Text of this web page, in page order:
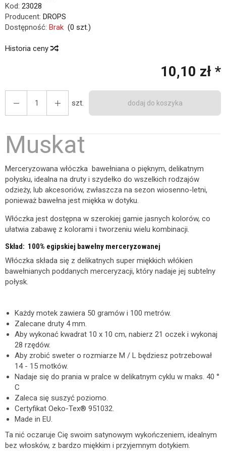
Kod: 23028
Producent: DROPS
Dostępność: Brak (0 szt.)
Historia ceny
10,10 zł *
szt. dodaj do koszyka
Muskat
Merceryzowana włóczka bawełniana o pięknym, delikatnym
połysku, idealna na druty i szydełko do wszelkich rodzajów
odzieży, lub akcesoriów, zwłaszcza na sezon wiosenno-letni,
ponieważ bawełna jest miękka w dotyku.
Włóczka jest dostępna w szerokiej gamie jasnych kolorów, co
ułatwia zabawę z kolorami i tworzeniu wielu kombinacji.
Skład: 100% egipskiej bawełny merceryzowanej
Włóczka składa się z delikatnych super miękkich włókien
bawełnianych poddanych merceryzacji, który nadaje jej subtelny
połysk.
Każdy motek zawiera 50 gramów i 100 metrów.
Zalecane druty 4 mm.
Aby wykonać kwadrat 10 x 10 cm, nabierz 21 oczek i wykonaj
28 rzędów.
Aby zrobić sweter o rozmiarze M / L będziesz potrzebował
14 - 15 motków.
Nadaje się do prania w pralce w delikatnym cyklu w maks. 40 °
C
Zaleca się suszyć poziomo.
Certyfikat Oeko-Tex® 951032.
Made in EU.
Ta nić oczaruje Cię swoim satynowym wykończeniem, idealnym
bez włosków, z bardzo miękkim i przyjemnym dotykiem.